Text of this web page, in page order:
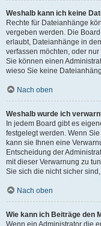
Weshalb kann ich keine
Rechte für Dateianhänge
vergeben werden. Die
erlaubt, Dateianhänge in
verfassen möchten, oder
Sie können einen
wieso Sie keine
Nach oben
Weshalb wurde ich
In jedem Board gibt es
festgelegt werden. Wenn
kann sie Ihnen eine
Entscheidung der
mit dieser Verwarnung zu
Sie sich die nicht sicher
Nach oben
Wie kann ich Beiträge den
Wenn ein Administrator die